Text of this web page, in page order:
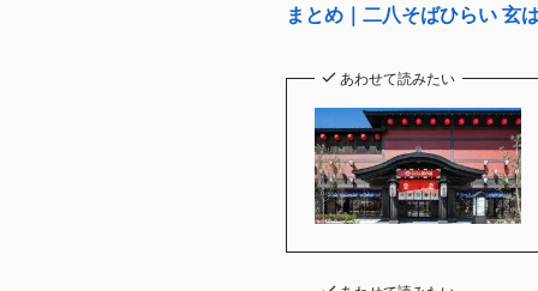
まとめ｜二八そばひらい 玄
あわせて読みたい